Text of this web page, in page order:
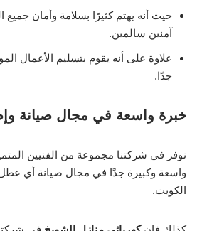
حيث أنه يهتم كثيرًا بسلامة وأمان جميع
آمنين سالمين.
علاوة على أنه يقوم بتسليم الأعمال
جدًا.
خبرة واسعة في مجال صيانة
نوفر في شركتنا مجموعة من الفنيين
واسعة وكبيرة جدًا في مجال صيانة أي عطل
الكويت.